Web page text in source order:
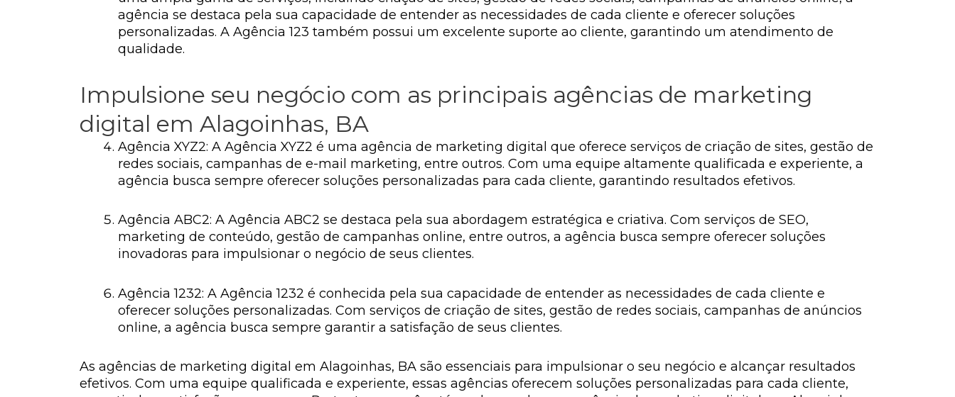
agência se destaca pela sua capacidade de entender as necessidades de cada cliente e oferecer soluções
personalizadas. A Agência 123 também possui um excelente suporte ao cliente, garantindo um atendimento de
qualidade.
Impulsione seu negócio com as principais agências de marketing
digital em Alagoinhas, BA
Agência XYZ2: A Agência XYZ2 é uma agência de marketing digital que oferece serviços de criação de sites, gestão de
redes sociais, campanhas de e-mail marketing, entre outros. Com uma equipe altamente qualificada e experiente, a
agência busca sempre oferecer soluções personalizadas para cada cliente, garantindo resultados efetivos.
Agência ABC2: A Agência ABC2 se destaca pela sua abordagem estratégica e criativa. Com serviços de SEO,
marketing de conteúdo, gestão de campanhas online, entre outros, a agência busca sempre oferecer soluções
inovadoras para impulsionar o negócio de seus clientes.
Agência 1232: A Agência 1232 é conhecida pela sua capacidade de entender as necessidades de cada cliente e
oferecer soluções personalizadas. Com serviços de criação de sites, gestão de redes sociais, campanhas de anúncios
online, a agência busca sempre garantir a satisfação de seus clientes.
As agências de marketing digital em Alagoinhas, BA são essenciais para impulsionar o seu negócio e alcançar resultados
efetivos. Com uma equipe qualificada e experiente, essas agências oferecem soluções personalizadas para cada cliente,